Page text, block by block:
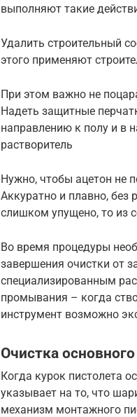
выполняют такие
Удалить строительный
этого применяют
При этом важно не
Надеть защитные
направлению к полу и в
растворитель
Нужно, чтобы ацетон не
Аккуратно и плавно, без
слишком упущено, то из
Во время процедуры
завершения очистки от
специализированным
промывания – когда
инструмент возможно
Очистка
Когда курок пистолета
указывает на то, что
механизм монтажного